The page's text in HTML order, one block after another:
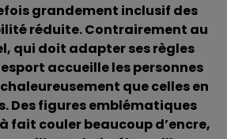
grandement inclusif des
réduite. Contrairement au
qui doit adapter ses règles
accueille les personnes
que celles en
Des figures emblématiques
fait couler beaucoup d’encre,